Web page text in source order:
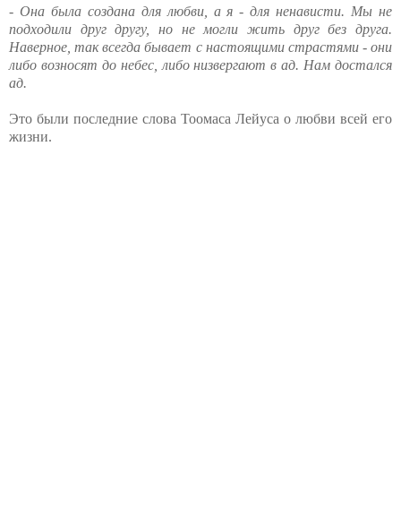
- Она была создана для любви, а я - для ненависти. Мы не
подходили друг другу, но не могли жить друг без друга.
Наверное, так всегда бывает с настоящими страстями - они
либо возносят до небес, либо низвергают в ад. Нам достался
ад.
Это были последние слова Тоомаса Лейуса о любви всей его
жизни.